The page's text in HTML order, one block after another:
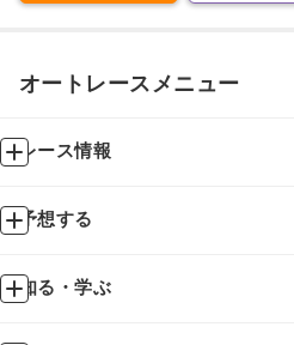
オートレースメニュー
レース情報
予想する
知る・学ぶ